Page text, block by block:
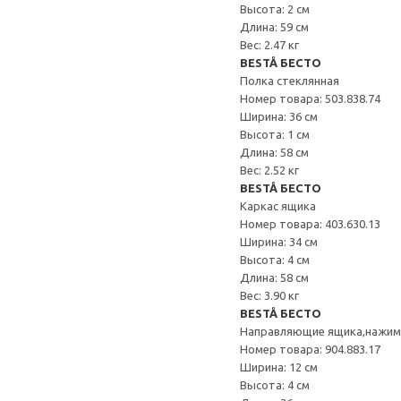
Высота: 2 см
Длина: 59 см
Вес: 2.47 кг
BESTÅ БЕСТО
Полка стеклянная
Номер товара: 503.838.74
Ширина: 36 см
Высота: 1 см
Длина: 58 см
Вес: 2.52 кг
BESTÅ БЕСТО
Каркас ящика
Номер товара: 403.630.13
Ширина: 34 см
Высота: 4 см
Длина: 58 см
Вес: 3.90 кг
BESTÅ БЕСТО
Направляющие
Номер товара: 904.883.17
Ширина: 12 см
Высота: 4 см